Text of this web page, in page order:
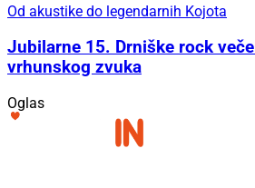
Od akustike do legendarnih Kojota
Jubilarne 15. Drniške rock
vrhunskog zvuka
Oglas